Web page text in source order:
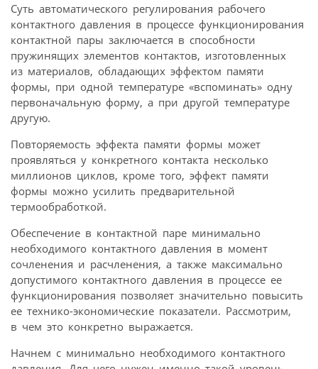
Суть автоматического регулирования рабочего
контактного давления в процессе функционирования
контактной пары заключается в способности
пружинящих элементов контактов, изготовленных
из материалов, обладающих эффектом памяти
формы, при одной температуре «вспоминать» одну
первоначальную форму, а при другой температуре
другую.
Повторяемость эффекта памяти формы может
проявляться у конкретного контакта несколько
миллионов циклов, кроме того, эффект памяти
формы можно усилить предварительной
термообработкой.
Обеспечение в контактной паре минимально
необходимого контактного давления в момент
сочленения и расчленения, а также максимально
допустимого контактного давления в процессе ее
функционирования позволяет значительно повысить
ее технико-экономические показатели. Рассмотрим,
в чем это конкретно выражается.
Начнем с минимально необходимого контактного